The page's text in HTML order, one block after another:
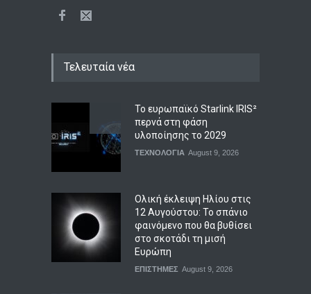
Τελευταία νέα
Το ευρωπαϊκό Starlink IRIS²
περνά στη φάση
υλοποίησης το 2029
ΤΕΧΝΟΛΟΓΙΑ August 9, 2026
Ολική έκλειψη Ηλίου στις
12 Αυγούστου: Το σπάνιο
φαινόμενο που θα βυθίσει
στο σκοτάδι τη μισή
Ευρώπη
ΕΠΙΣΤΗΜΕΣ August 9, 2026